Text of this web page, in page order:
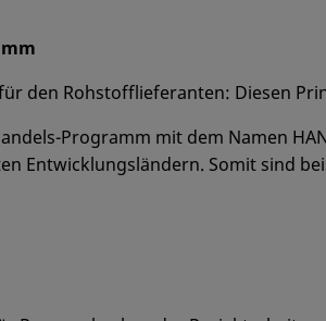
den Rohstofflieferanten: Diesen
Programm mit dem Namen
Somit sind